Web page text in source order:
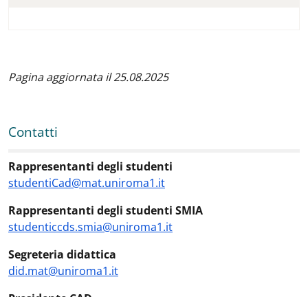
Pagina aggiornata il 25.08.2025
Contatti
Contatti:
Rappresentanti degli studenti
studentiCad@mat.uniroma1.it
Rappresentanti degli studenti SMIA
studenticcds.smia@uniroma1.it
Segreteria didattica
did.mat@uniroma1.it